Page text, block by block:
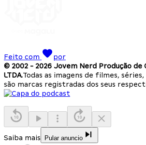
Feito com
por
© 2002 - 2026 Jovem Nerd Produção de
LTDA.Todas as imagens de filmes,
são marcas registradas dos seus
Saiba mais Pular anuncio